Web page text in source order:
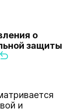
о
защиты
и